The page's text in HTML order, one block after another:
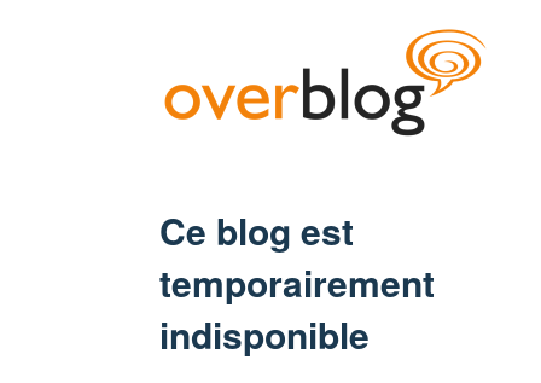
Ce blog est
temporairement
indisponible